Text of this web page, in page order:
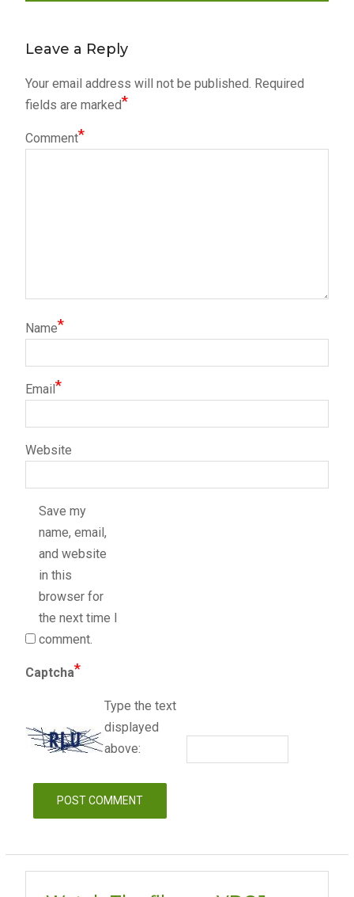
Leave a Reply
Your email address will not be published. Required
fields are marked*
Comment*
Name*
Email*
Website
Save my
name, email,
and website
in this
browser for
the next time I
comment.
Captcha*
Type the text
displayed
above: